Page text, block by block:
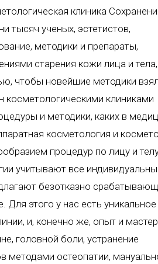
клиника
тысяч ученых, эстетистов,
методики и препараты,
старения кожи лица и тела,
чтобы новейшие методики
клиниками
и методики, каких в
косметология и
процедур по лицу и
учитывают все
безотказно
этого у нас есть уникальное
и, конечно же, опыт и
головной боли, устранение
методами остеопатии,